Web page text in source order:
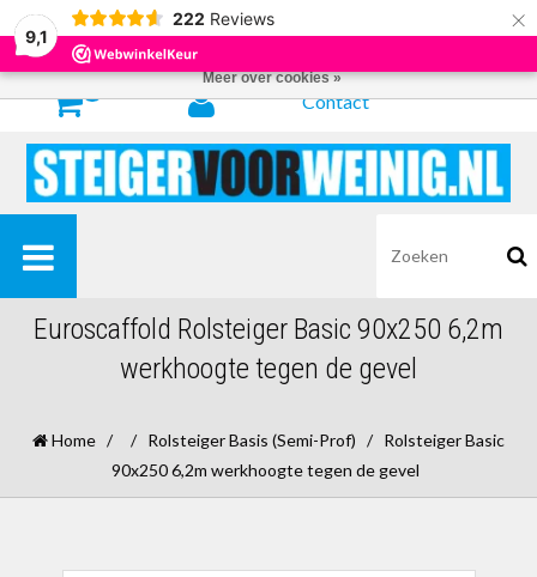
9,1
222 Reviews ×
Contact
Euroscaffold Rolsteiger Basic 90x250 6,2m
werkhoogte tegen de gevel
Home / / Rolsteiger Basis (Semi-Prof) / Rolsteiger Basic
90x250 6,2m werkhoogte tegen de gevel
Door het gebruiken van onze website, ga je akkoord met het gebruik van
cookies om onze website te verbeteren.
Meer over cookies »